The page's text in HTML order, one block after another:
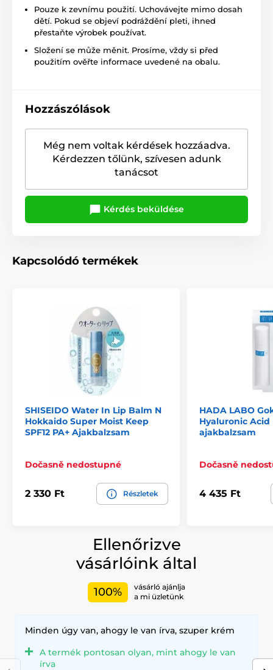
Pouze k zevnímu použití. Uchovávejte mimo dosah
dětí. Pokud se objeví podráždění pleti, ihned
přestaňte výrobek používat.
Složení se může měnit. Prosíme, vždy si před
použitím ověřte informace uvedené na obalu.
Hozzászólások
Még nem voltak kérdések hozzáadva.
Kérdezzen tőlünk, szívesen adunk
tanácsot
Kérdés beküldése
Kapcsolódó termékek
SHISEIDO Water In Lip Balm N
Hokkaido Super Moist Keep
SPF12 PA+ Ajakbalzsam
Dočasně nedostupné
2 330 Ft Részletek
HADA LABO
Hyaluronic Acid
ajakbalzsam
Dočasně
4 435 Ft
Ellenőrizve
vásárlóink által
100%
vásárló ajánlja
a mi üzletünk
Minden úgy van, ahogy le van írva, szuper krém
A termék pontosan olyan, mint ahogy le van
írva